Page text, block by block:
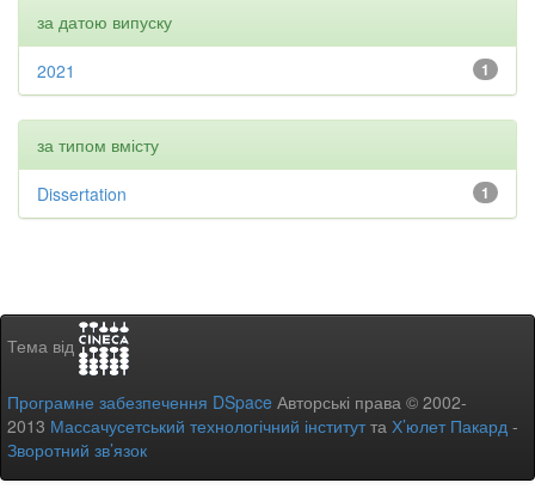
за датою випуску
1
2021
за типом вмісту
1
Dissertation
Тема від
Програмне забезпечення DSpace Авторські права © 2002-
2013 Массачусетський технологічний інститутта Х’юлет Пакард -
Зворотний зв’язок